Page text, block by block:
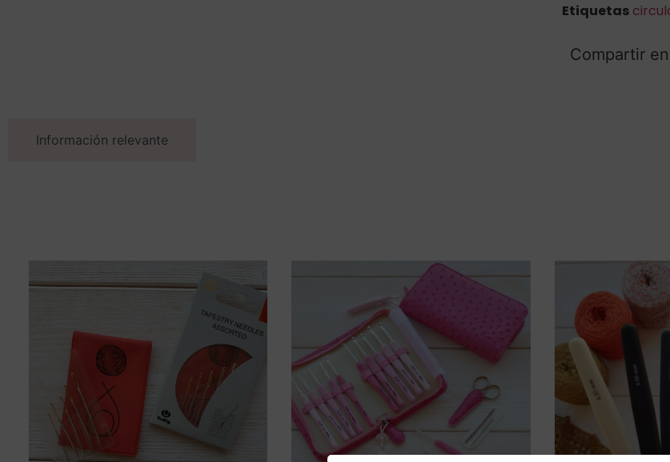
Etiquetas
Compartir
Información relevante